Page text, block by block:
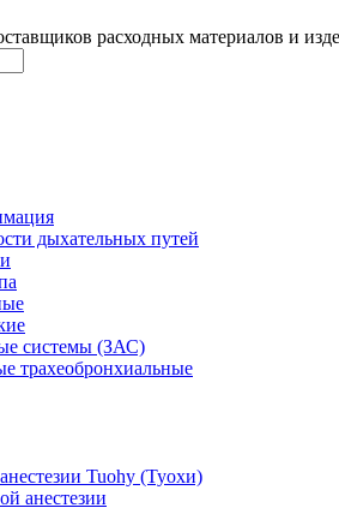
расходных материалов и
дыхательных путей
системы (ЗАС)
трахеобронхиальные
Tuohy (Туохи)
анестезии